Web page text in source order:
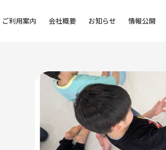
ご利用案内 会社概要 お知らせ 情報公開